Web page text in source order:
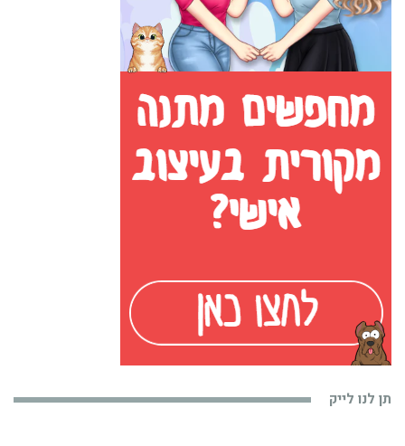
תן לנו לייק